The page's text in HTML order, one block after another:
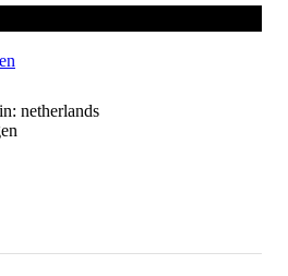
netherlands